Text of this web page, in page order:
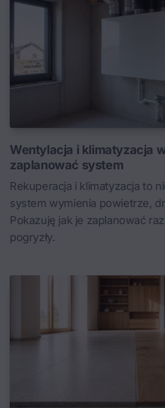
Wentylacja i klimatyzacja
zaplanować system
Rekuperacja i klimatyzacja to
system wymienia powietrze,
Pokazuję jak je zaplanować
pogryzły.